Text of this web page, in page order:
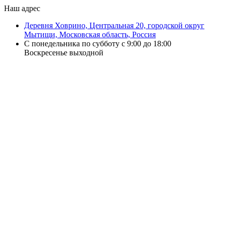
Наш адрес
Деревня Ховрино, Центральная 20, городской округ
Мытищи, Московская область, Россия
С понедельника по субботу с 9:00 до 18:00
Воскресенье выходной